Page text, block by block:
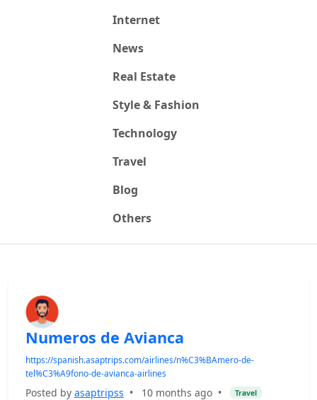
Internet
News
Real Estate
Style & Fashion
Technology
Travel
Blog
Others
Numeros de Avianca
https://spanish.asaptrips.com/airlines/n%C3%BAmero-de-
tel%C3%A9fono-de-avianca-airlines
Posted by asaptripss • 10 months ago • Travel